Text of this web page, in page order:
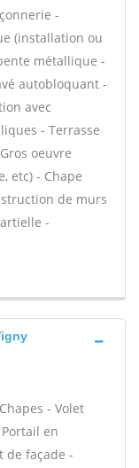
-
(installation ou
métallique -
autobloquant -
avec
- Terrasse
oeuvre
etc) - Chape
de murs
-
- Volet
en
de façade -